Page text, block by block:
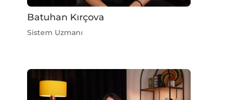
Batuhan Kırçova
Sistem Uzmanı